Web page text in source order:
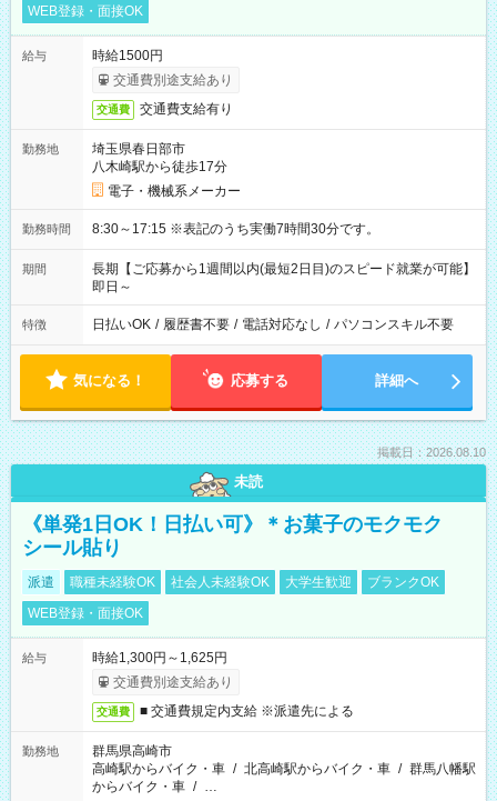
WEB登録・面接OK
給与
時給1500円
交通費別途支給あり
交通費 交通費支給有り
勤務地
埼玉県春日部市
八木崎駅から徒歩17分
電子・機械系メーカー
勤務時間 8:30～17:15 ※表記のうち実働7時間30分です。
期間
長期【ご応募から1週間以内(最短2日目)のスピード就業が可能】
即日～
特徴 日払いOK / 履歴書不要 / 電話対応なし / パソコンスキル不要
気になる！ 応募する 詳細へ
掲載日：2026.08.10
未読
《単発1日OK！日払い可》＊お菓子のモクモク
シール貼り
派遣 職種未経験OK 社会人未経験OK 大学生歓迎
ブランクOK
WEB登録・面接OK
給与
時給1,300円～1,625円
交通費別途支給あり
交通費 ■ 交通費規定内支給 ※派遣先による
勤務地
群馬県高崎市
高崎駅からバイク・車 / 北高崎駅からバイク・車 / 群馬八幡駅
からバイク・車 / …